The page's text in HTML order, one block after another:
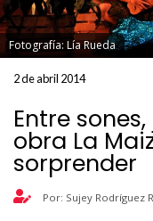
Fotografía: Lía Rueda
2 de abril 2014
Entre
obra La
sorprender
Por: Sujey Rodríguez